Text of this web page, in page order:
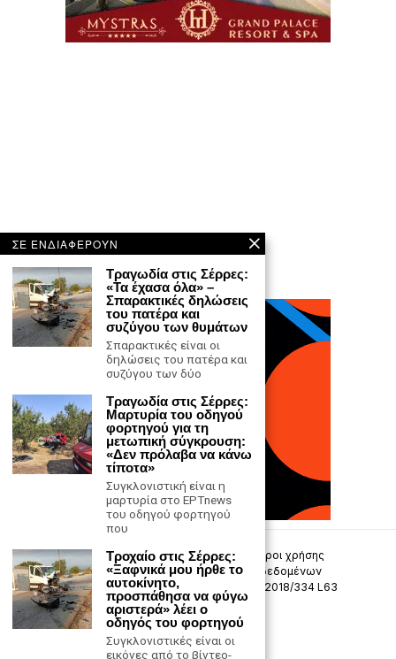
Επικοινωνία Πολιτική Απορρήτου
Όροι χρήσης
Πολιτική προστασίας προσωπικών δεδομένων
Δήλωση συμμόρφωσης -σύσταση (ΕΕ) 2018/334 L63
Μ.Η.Τ. 242033
ΣΕ ΕΝΔΙΑΦΕΡΟΥΝ
Τραγωδία στις Σέρρες:
«Τα έχασα όλα» –
Σπαρακτικές δηλώσεις
του πατέρα και
συζύγου των θυμάτων
Σπαρακτικές είναι οι
δηλώσεις του πατέρα και
συζύγου των δύο
Τραγωδία στις Σέρρες:
Μαρτυρία του οδηγού
φορτηγού για τη
μετωπική σύγκρουση:
«Δεν πρόλαβα να κάνω
τίποτα»
Συγκλονιστική είναι η
μαρτυρία στο ΕΡΤnews
του οδηγού φορτηγού
που
Τροχαίο στις Σέρρες:
«Ξαφνικά μου ήρθε το
αυτοκίνητο,
προσπάθησα να φύγω
αριστερά» λέει ο
οδηγός του φορτηγού
Συγκλονιστικές είναι οι
εικόνες από το βίντεο-